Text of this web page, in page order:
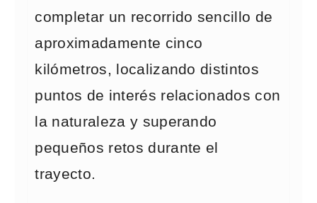
completar un recorrido sencillo de
aproximadamente cinco
kilómetros, localizando distintos
puntos de interés relacionados con
la naturaleza y superando
pequeños retos durante el
trayecto.